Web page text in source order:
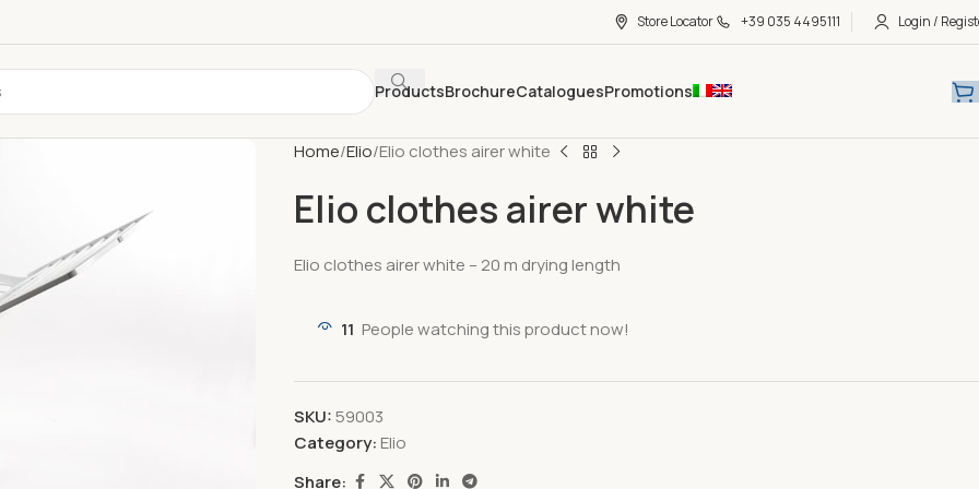
Store Locator +39 035 4495111 Login /
ProductsBrochureCataloguesPromotions
Home Elio Elio clothes airer white
Elio clothes airer white
Elio clothes airer white – 20 m drying length
11 People watching this product now!
SKU:59003
Category: Elio
Share: